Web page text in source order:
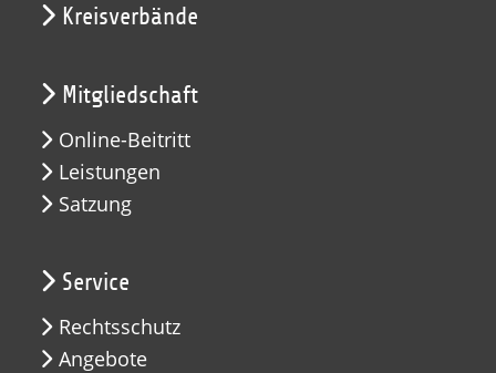
Kreisverbände
Mitgliedschaft
Online-Beitritt
Leistungen
Satzung
Service
Rechtsschutz
Angebote